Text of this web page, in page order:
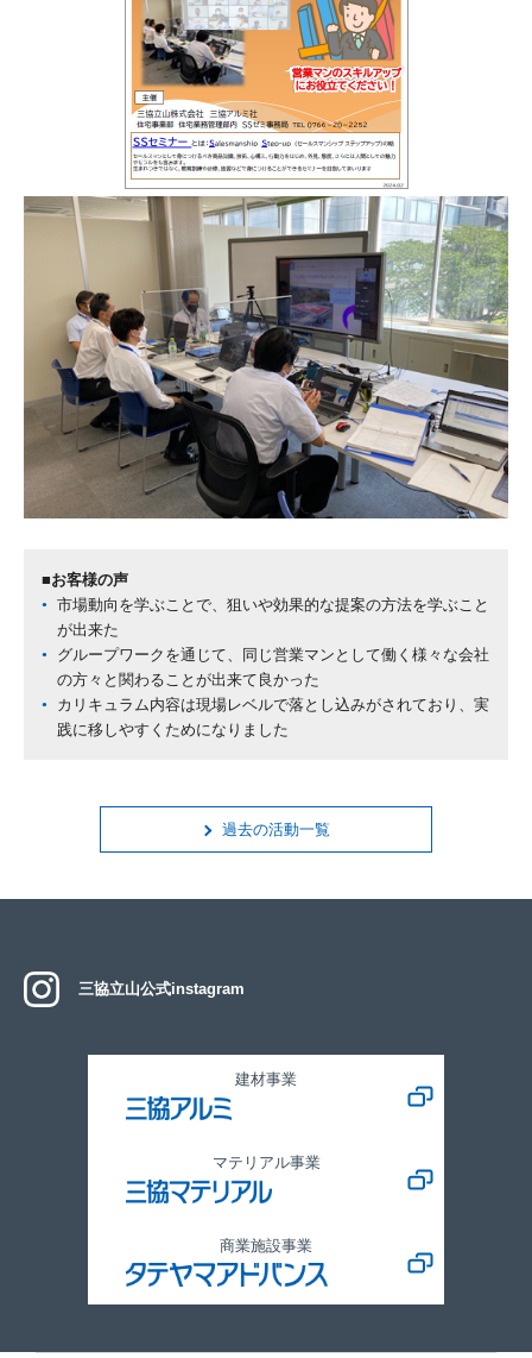
■お客様の声
市場動向を学ぶことで、狙いや効果的な提案の方法を学ぶこと
が出来た
グループワークを通じて、同じ営業マンとして働く様々な会社
の方々と関わることが出来て良かった
カリキュラム内容は現場レベルで落とし込みがされており、実
践に移しやすくためになりました
過去の活動一覧
三協立山公式instagram
建材事業
マテリアル事業
商業施設事業